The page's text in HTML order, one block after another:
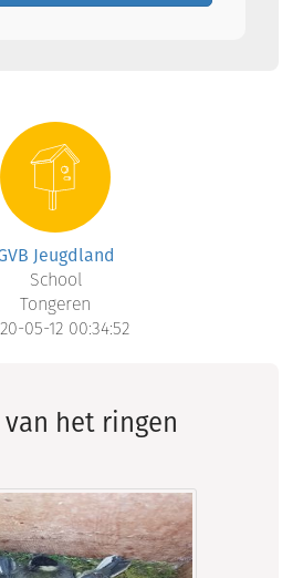
Jeugdland
School
Tongeren
05-12 00:34:52
het ringen